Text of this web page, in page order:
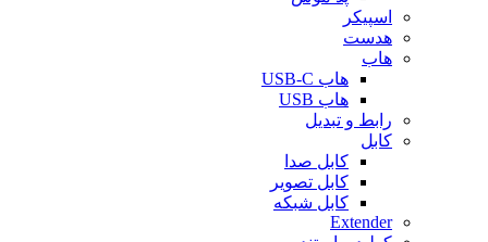
اسپیکر
هدست
هاب
هاب USB-C
هاب USB
رابط و تبدیل
کابل
کابل صدا
کابل تصویر
کابل شبکه
Extender